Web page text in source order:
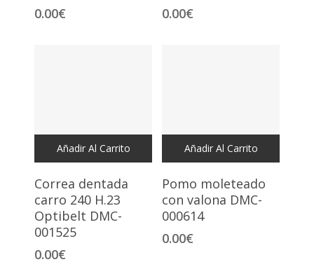
0.00€
0.00€
Añadir Al Carrito
Correa dentada
carro 240 H.23
Optibelt DMC-
001525
0.00€
Añadir Al Carrito
Pomo moleteado
con valona DMC-
000614
0.00€